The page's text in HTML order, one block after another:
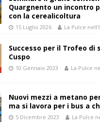
Quargnento un incontro
con la cerealicoltura
15 Luglio 2026 La Pulce
Successo per il Trofeo di
Cuspo
10 Gennaio 2023 La Pulce
Nuovi mezzi a metano
ma si lavora per i bus a
5 Dicembre 2023 La Pulce